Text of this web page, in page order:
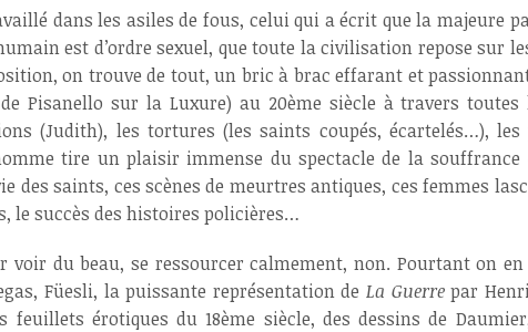
dans les asiles de fous, celui qui a écrit que la majeure
est d’ordre sexuel, que toute la civilisation repose sur
on trouve de tout, un bric à brac effarant et
Pisanello sur la Luxure) au 20ème siècle à travers toutes
(Judith), les tortures (les saints coupés, écartelés…),
tire un plaisir immense du spectacle de la souffrance
des saints, ces scènes de meurtres antiques, ces femmes
le succès des histoires policières…
du beau, se ressourcer calmement, non. Pourtant on en
Füesli, la puissante représentation deLa Guerrepar
érotiques du 18ème siècle, des dessins de